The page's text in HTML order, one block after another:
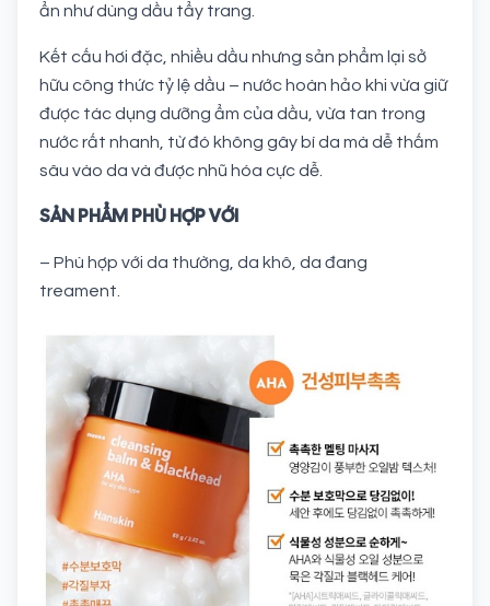
ẩn như dùng dầu tẩy trang.
Kết cấu hơi đặc, nhiều dầu nhưng sản phẩm lại sở
hữu công thức tỷ lệ dầu – nước hoàn hảo khi vừa giữ
được tác dụng dưỡng ẩm của dầu, vừa tan trong
nước rất nhanh, từ đó không gây bí da mà dễ thấm
sâu vào da và được nhũ hóa cực dễ.
SẢN PHẨM PHÙ HỢP VỚI
– Phù hợp với da thường, da khô, da đang
treament.